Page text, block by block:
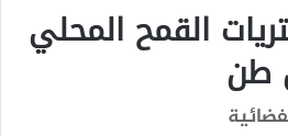
القمح المحلي